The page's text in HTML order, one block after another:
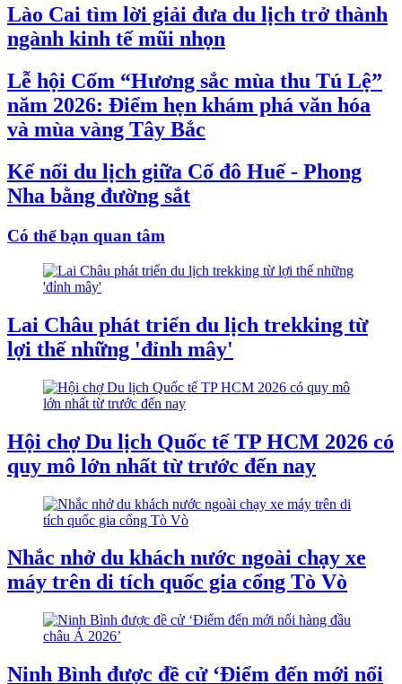
Lào Cai tìm lời giải đưa du lịch trở thành
ngành kinh tế mũi nhọn
Lễ hội Cốm “Hương sắc mùa thu Tú Lệ”
năm 2026: Điểm hẹn khám phá văn hóa
và mùa vàng Tây Bắc
Kế nối du lịch giữa Cố đô Huế - Phong
Nha bằng đường sắt
Có thể bạn quan tâm
Lai Châu phát triển du lịch trekking từ
lợi thế những 'đỉnh mây'
Hội chợ Du lịch Quốc tế TP HCM 2026 có
quy mô lớn nhất từ trước đến nay
Nhắc nhở du khách nước ngoài chạy xe
máy trên di tích quốc gia cổng Tò Vò
Ninh Bình được đề cử ‘Điểm đến mới nổi